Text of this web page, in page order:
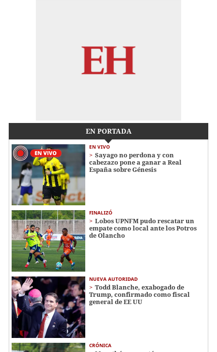
EN PORTADA
EN VIVO
Sayago no perdona y con
cabezazo pone a ganar a Real
España sobre Génesis
FINALIZÓ
Lobos UPNFM pudo rescatar un
empate como local ante los Potros
de Olancho
NUEVA AUTORIDAD
Todd Blanche, exabogado de
Trump, confirmado como fiscal
general de EE UU
CRÓNICA